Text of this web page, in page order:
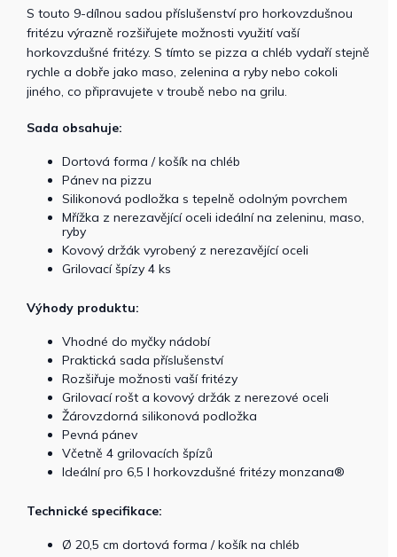
S touto 9-dílnou sadou příslušenství pro horkovzdušnou
fritézu výrazně rozšiřujete možnosti využití vaší
horkovzdušné fritézy. S tímto se pizza a chléb vydaří stejně
rychle a dobře jako maso, zelenina a ryby nebo cokoli
jiného, ​​co připravujete v troubě nebo na grilu.
Sada obsahuje:
Dortová forma / košík na chléb
Pánev na pizzu
Silikonová podložka s tepelně odolným povrchem
Mřížka z nerezavějící oceli ideální na zeleninu, maso,
ryby
Kovový držák vyrobený z nerezavějící oceli
Grilovací špízy 4 ks
Výhody produktu:
Vhodné do myčky nádobí
Praktická sada příslušenství
Rozšiřuje možnosti vaší fritézy
Grilovací rošt a kovový držák z nerezové oceli
Žárovzdorná silikonová podložka
Pevná pánev
Včetně 4 grilovacích špízů
Ideální pro 6,5 l horkovzdušné fritézy monzana®
Technické specifikace:
Ø 20,5 cm dortová forma / košík na chléb